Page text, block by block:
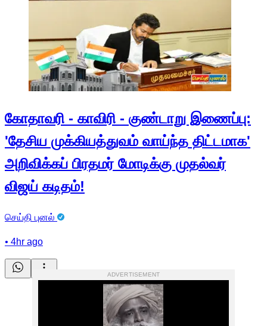
கோதாவரி - காவிரி - குண்டாறு இணைப்பு:
'தேசிய முக்கியத்துவம் வாய்ந்த திட்டமாக'
அறிவிக்கப் பிரதமர் மோடிக்கு முதல்வர்
விஜய் கடிதம்!
செய்தி புனல்
• 4hr ago
ADVERTISEMENT